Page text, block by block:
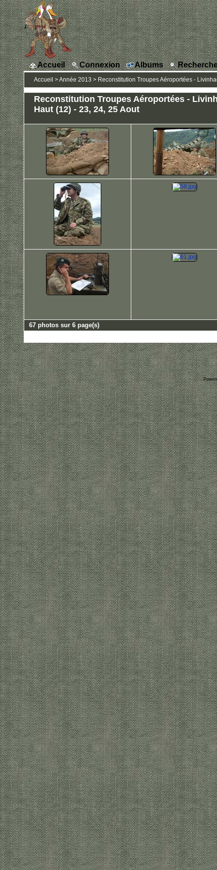
Accueil Connexion Albums
Accueil >Année 2013 > Reconstitution Troupes Aéroportées -
Reconstitution Troupes Aéroportées -
Haut (12) - 23, 24, 25 Aout
67 photos sur 6 page(s)